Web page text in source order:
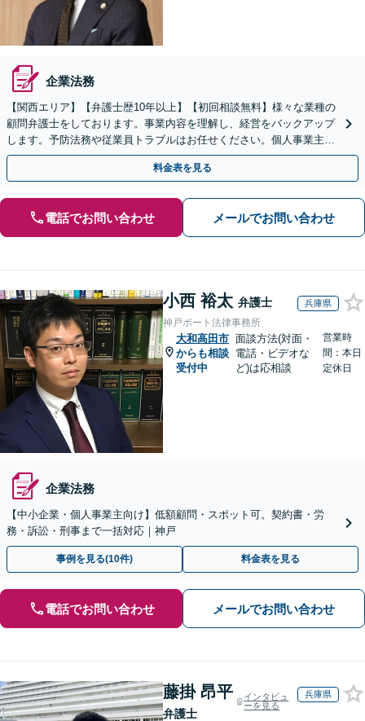
企業法務
【関西エリア】【弁護士歴10年以上】【初回相談無料】様々な業種の
顧問弁護士をしております。事業内容を理解し、経営をバックアップ
します。予防法務や従業員トラブルはお任せください。個人事業主か
らのご相談も可【休日・夜間相談可】
料金表を見る
電話でお問い合わせ メールでお問い合わせ
小西 裕太 弁護士 兵庫県
神戸ポート法律事務所
大和高田市
からも相談
受付中
面談方法(対面・
電話・ビデオな
ど)は応相談
営業時
間：本日
定休日
企業法務
【中小企業・個人事業主向け】低額顧問・スポット可。契約書・労
務・訴訟・刑事まで一括対応｜神戸
事例を見る(10件) 料金表を見る
電話でお問い合わせ メールでお問い合わせ
藤掛 昂平
弁護士
インタビュ
ーを見る
兵庫県